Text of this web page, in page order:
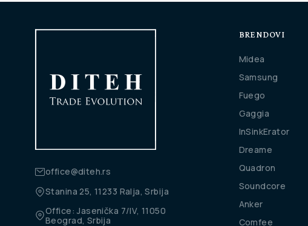
office@diteh.rs
Stanina 25, 11233 Ralja, Srbija
Office: Jasenička 7/IV, 11050
Beograd, Srbija
BRENDOVI
Midea
Samsung
Fuego
Gaggia
InSinkErator
Dreame
Quadron
Soundcore
Anker
Comfee